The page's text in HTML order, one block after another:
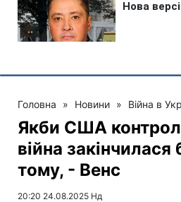
Головна » Новини » Війна в
Якби США
війна закінчилася
тому, - Венс
20:20 24.08.2025 Нд